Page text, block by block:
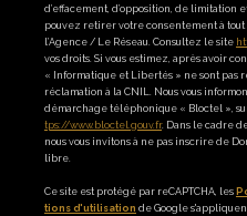
d’effacement, d’opposition, de limitation
pouvez retirer votre consentement à
l’Agence / Le Réseau. Consultez le site
vos droits. Si vous estimez, après avoir
« Informatique et Libertés » ne sont pas
réclamation à la CNIL. Nous vous
démarchage téléphonique « Bloctel »,
tps://www.bloctel.gouv.fr. Dans le cadre
nous vous invitons à ne pas inscrire de
libre.
Ce site est protégé par reCAPTCHA, les
tions d'utilisation de Google